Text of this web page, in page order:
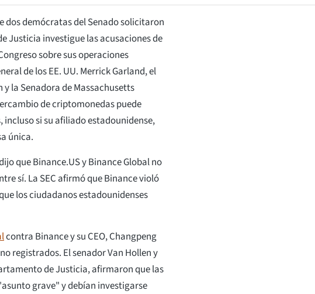
dos demócratas del Senado solicitaron
Justicia investigue las acusaciones de
sobre sus operaciones
de los EE. UU. Merrick Garland, el
la Senadora de Massachusetts
de criptomonedas puede
si su afiliado estadounidense,
única.
que Binance.US y Binance Global no
sí. La SEC afirmó que Binance violó
los ciudadanos estadounidenses
contra Binance y su CEO, Changpeng
registrados. El senador Van Hollen y
de Justicia, afirmaron que las
grave" y debían investigarse